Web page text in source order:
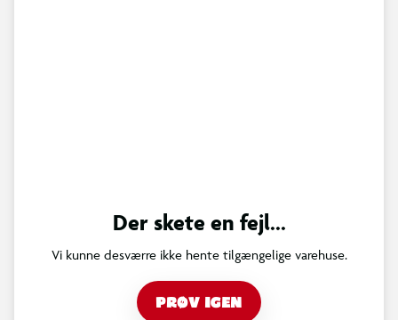
Der skete en fejl...
Vi kunne desværre ikke hente tilgængelige varehuse.
PRØV IGEN